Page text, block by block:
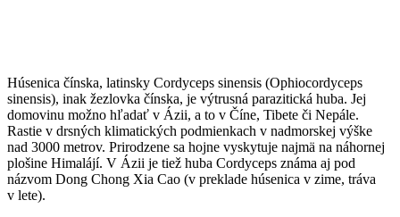
Húsenica čínska, latinsky Cordyceps sinensis (Ophiocordyceps
sinensis), inak žezlovka čínska, je výtrusná parazitická huba. Jej
domovinu možno hľadať v Ázii, a to v Číne, Tibete či Nepále.
Rastie v drsných klimatických podmienkach v nadmorskej výške
nad 3000 metrov. Prirodzene sa hojne vyskytuje najmä na náhornej
plošine Himalájí. V Ázii je tiež huba Cordyceps známa aj pod
názvom Dong Chong Xia Cao (v preklade húsenica v zime, tráva
v lete).